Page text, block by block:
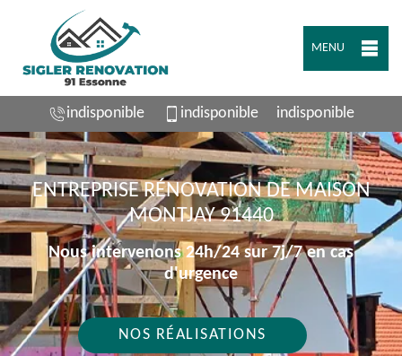
MENU
indisponible indisponible indisponible
ENTREPRISE RÉNOVATION DE MAISON
MONTJAY 91440
Nous intervenons 24h/24 sur 7j/7 en cas
d'urgence
NOS RÉALISATIONS